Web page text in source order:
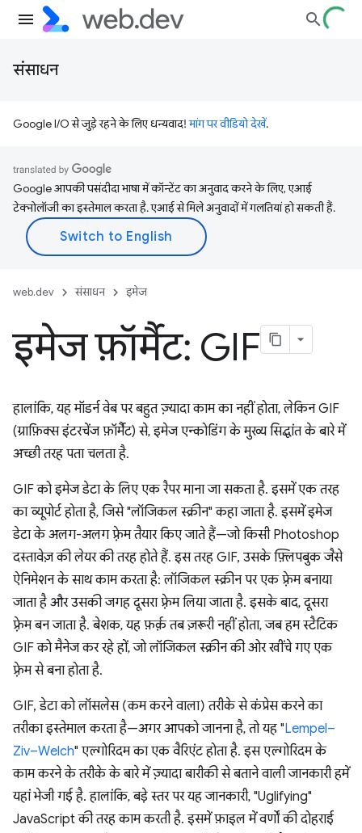
संसाधन
Google I/O से जुड़े रहने के लिए धन्यवाद!मांग पर वीडियो देखें.
Google आपकी पसंदीदा भाषा में कॉन्टेंट का अनुवाद करने के लिए, एआई
टेक्नोलॉजी का इस्तेमाल करता है. एआई से मिले अनुवादों में गलतियां हो सकती हैं.
web.dev संसाधन इमेज
इमेज फ़ॉर्मैट: GIF
हालांकि, यह मॉडर्न वेब पर बहुत ज़्यादा काम का नहीं होता, लेकिन GIF
(ग्राफ़िक्स इंटरचेंज फ़ॉर्मैट) से, इमेज एन्कोडिंग के मुख्य सिद्धांत के बारे में
अच्छी तरह पता चलता है.
GIF को इमेज डेटा के लिए एक रैपर माना जा सकता है. इसमें एक तरह
का व्यूपोर्ट होता है, जिसे "लॉजिकल स्क्रीन" कहा जाता है. इसमें इमेज
डेटा के अलग-अलग फ़्रेम तैयार किए जाते हैं—जो किसी Photoshop
दस्तावेज़ की लेयर की तरह होते हैं. इस तरह GIF, उसके फ़्लिपबुक जैसे
ऐनिमेशन के साथ काम करता है: लॉजिकल स्क्रीन पर एक फ़्रेम बनाया
जाता है और उसकी जगह दूसरा फ़्रेम लिया जाता है. इसके बाद, दूसरा
फ़्रेम बन जाता है. बेशक, यह फ़र्क़ तब ज़रूरी नहीं होता, जब हम स्टैटिक
GIF को मैनेज कर रहे हों, जो लॉजिकल स्क्रीन की ओर खींचे गए एक
फ़्रेम से बना होता है.
GIF, डेटा को लॉसलेस (कम करने वाला) तरीके से कंप्रेस करने का
तरीका इस्तेमाल करता है—अगर आपको जानना है, तो यह "Lempel–
Ziv–Welch" एल्गोरिदम का एक वैरिएंट होता है. इस एल्गोरिदम के
काम करने के तरीके के बारे में ज़्यादा बारीकी से बताने वाली जानकारी हमें
यहां भेजी गई है. हालांकि, बड़े स्तर पर यह जानकारी, "Uglifying"
JavaScript की तरह काम करती है. इसमें फ़ाइल में वर्णों की दोहराई